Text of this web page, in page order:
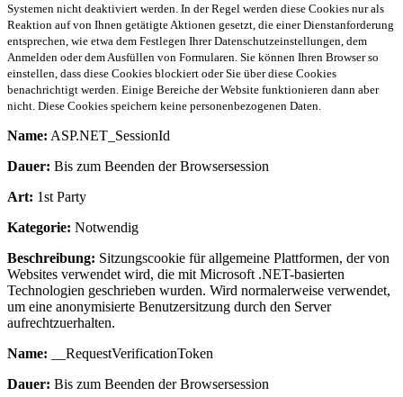
Systemen nicht deaktiviert werden. In der Regel werden diese Cookies nur als
Reaktion auf von Ihnen getätigte Aktionen gesetzt, die einer Dienstanforderung
entsprechen, wie etwa dem Festlegen Ihrer Datenschutzeinstellungen, dem
Anmelden oder dem Ausfüllen von Formularen. Sie können Ihren Browser so
einstellen, dass diese Cookies blockiert oder Sie über diese Cookies
benachrichtigt werden. Einige Bereiche der Website funktionieren dann aber
nicht. Diese Cookies speichern keine personenbezogenen Daten.
Name: ASP.NET_SessionId
Dauer: Bis zum Beenden der Browsersession
Art: 1st Party
Kategorie: Notwendig
Beschreibung: Sitzungscookie für allgemeine Plattformen, der von
Websites verwendet wird, die mit Microsoft .NET-basierten
Technologien geschrieben wurden. Wird normalerweise verwendet,
um eine anonymisierte Benutzersitzung durch den Server
aufrechtzuerhalten.
Name: __RequestVerificationToken
Dauer: Bis zum Beenden der Browsersession